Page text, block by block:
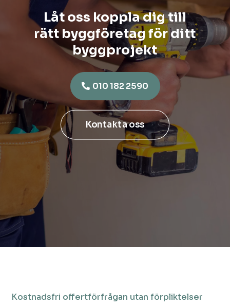
Låt oss koppla dig till
rätt byggföretag för ditt
byggprojekt
010 182 2590
Kontakta oss
Kostnadsfri offertförfrågan utan förpliktelser